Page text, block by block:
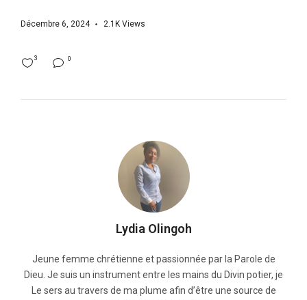
Décembre 6, 2024 2.1K Views
0
3
Lydia Olingoh
Jeune femme chrétienne et passionnée par la Parole de
Dieu. Je suis un instrument entre les mains du Divin potier, je
Le sers au travers de ma plume afin d’être une source de